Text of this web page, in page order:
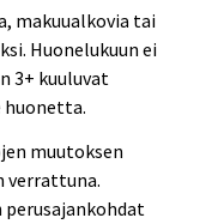
makuualkovia tai
Huonelukuun ei
3+ kuuluvat
huonetta.
muutoksen
verrattuna.
perusajankohdat